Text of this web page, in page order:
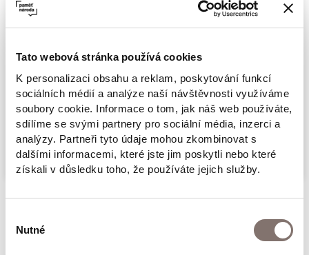
Tato webová stránka používá cookies
K personalizaci obsahu a reklam, poskytování funkcí
sociálních médií a analýze naší návštěvnosti využíváme
soubory cookie. Informace o tom, jak náš web používáte,
sdílíme se svými partnery pro sociální média, inzerci a
analýzy. Partneři tyto údaje mohou zkombinovat s
dalšími informacemi, které jste jim poskytli nebo které
získali v důsledku toho, že používáte jejich služby.
souhlasu
Nutné
pásmy. Ohledně kompozice 100 bodů (1977), v
podstatě první skladbě, kterou nahráli po
propuštění z vězení, je poměrně známá
historie, o textu novináře Františka Vaněčka
si kapela myslela, že je to Bondyho text a jeho
zhudebněním tak chtěli pokračovat v linii
Bondyho textů, omyl se vysvětlil, až když byla
skladba nahrána. Naše verze je tzv.
„studiová", tj. nahraná na Hrádečku Václava
Havla. Dopis Magorovi (1978) je pozdravem
uvězněn. Ve skladbě vystupují se svou zdravicí
Více
Související produkty